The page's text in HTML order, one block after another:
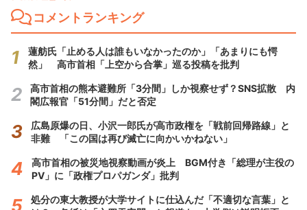
コメントランキング
蓮舫氏「止める人は誰もいなかったのか」「あまりにも愕
然」 高市首相「上空から合掌」巡る投稿を批判
高市首相の熊本避難所「3分間」しか視察せず？SNS拡散 内
閣広報官「51分間」だと否定
広島原爆の日、小沢一郎氏が高市政権を「戦前回帰路線」と
非難 「この国は再び滅亡に向かいかねない」
高市首相の被災地視察動画が炎上 BGM付き「総理が主役の
PV」に「政権プロパガンダ」批判
処分の東大教授が大学サイトに仕込んだ「不適切な言葉」と